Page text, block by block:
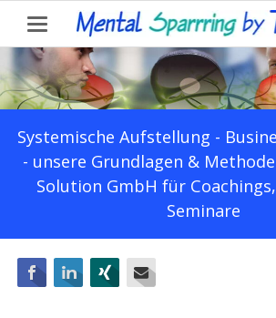
Systemische Aufstellung -
- unsere Grundlagen &
Solution GmbH für
Seminare
FacebookLinkedIn Xing